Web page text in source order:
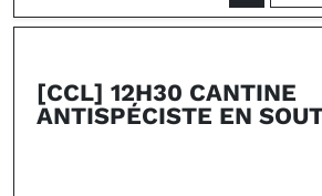
[CCL] 12H30 CANTINE
ANTISPÉCISTE EN